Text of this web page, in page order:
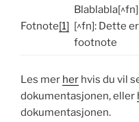
Fotnote[1]
Blablabla[^fn]
[^fn]: Dette
footnote
Les mer her hvis du vil
dokumentasjonen, eller
dokumentasjonen.